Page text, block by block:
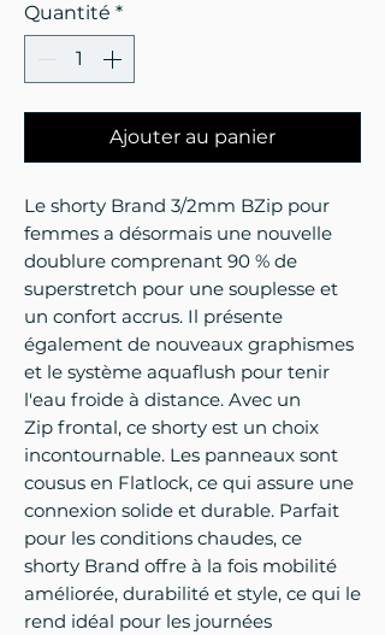
Quantité *
Ajouter au panier
Le shorty Brand 3/2mm BZip pour
femmes a désormais une nouvelle
doublure comprenant 90 % de
superstretch pour une souplesse et
un confort accrus. Il présente
également de nouveaux graphismes
et le système aquaflush pour tenir
l'eau froide à distance. Avec un
Zip frontal, ce shorty est un choix
incontournable. Les panneaux sont
cousus en Flatlock, ce qui assure une
connexion solide et durable. Parfait
pour les conditions chaudes, ce
shorty Brand offre à la fois mobilité
améliorée, durabilité et style, ce qui le
rend idéal pour les journées